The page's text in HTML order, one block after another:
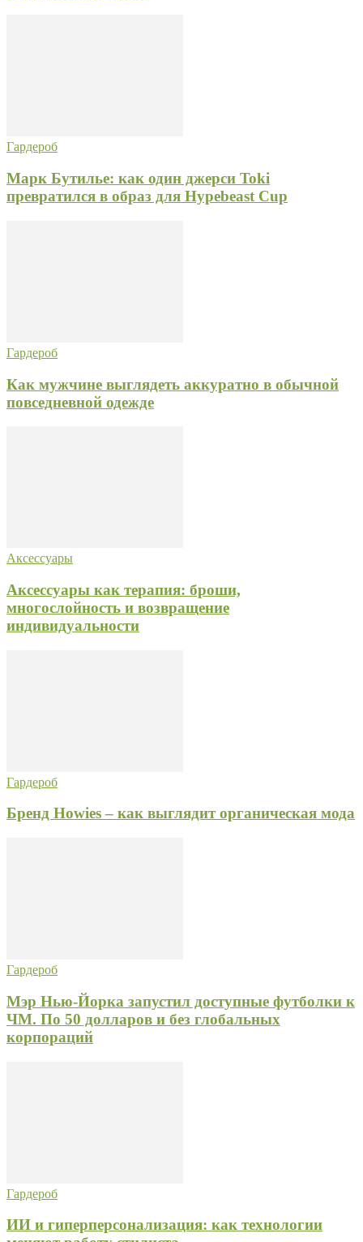
Гардероб
Марк Бутилье: как один джерси Toki
превратился в образ для Hypebeast Cup
Гардероб
Как мужчине выглядеть аккуратно в обычной
повседневной одежде
Аксессуары
Аксессуары как терапия: броши,
многослойность и возвращение
индивидуальности
Гардероб
Бренд Howies – как выглядит органическая мода
Гардероб
Мэр Нью-Йорка запустил доступные футболки к
ЧМ. По 50 долларов и без глобальных
корпораций
Гардероб
ИИ и гиперперсонализация: как технологии